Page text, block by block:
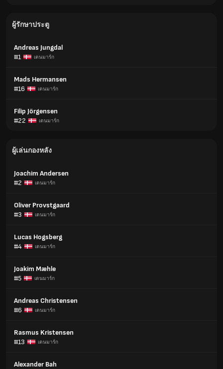
ผู้รักษาประตู
Andreas Jungdal
#1
เดนมาร์ก
Mads Hermansen
#16
เดนมาร์ก
Filip Jörgensen
#22
เดนมาร์ก
ผู้เล่นกองหลัง
Joachim Andersen
#2
เดนมาร์ก
Oliver Provstgaard
#3
เดนมาร์ก
Lucas Hogsberg
#4
เดนมาร์ก
Joakim Mæhle
#5
เดนมาร์ก
Andreas Christensen
#6
เดนมาร์ก
Rasmus Kristensen
#13
เดนมาร์ก
Alexander Bah